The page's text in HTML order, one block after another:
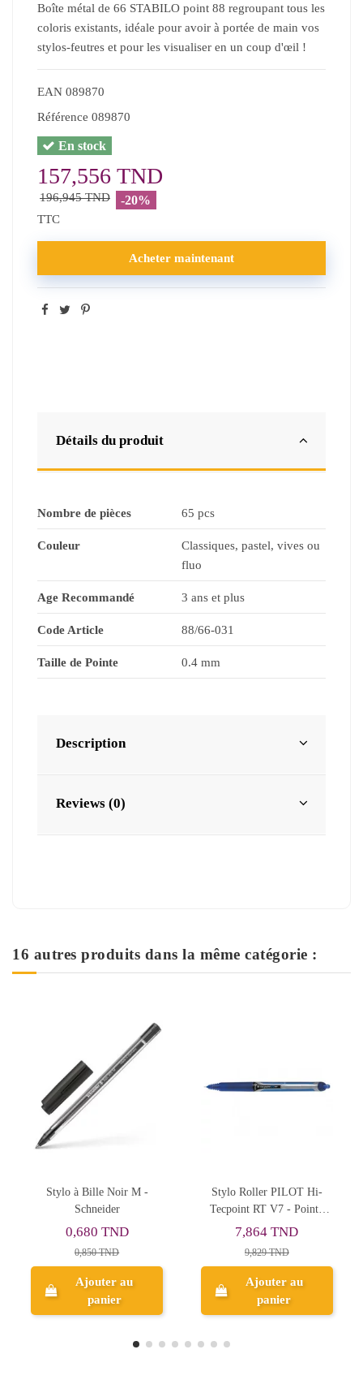
Boîte métal de 66 STABILO point 88 regroupant tous les
coloris existants, idéale pour avoir à portée de main vos
stylos-feutres et pour les visualiser en un coup d'œil !
EAN 089870
Référence 089870
En stock
157,556 TND
196,945 TND -20%
TTC
Acheter maintenant
Détails du produit
Nombre de pièces 65 pcs
Couleur
Classiques, pastel, vives ou
fluo
Age Recommandé 3 ans et plus
Code Article 88/66-031
Taille de Pointe 0.4 mm
Description
Reviews (0)
16 autres produits dans la même catégorie :
Stylo Roller PILOT Hi-
Tecpoint RT V7 - Pointe
Moyenne - Bleu
7,864 TND
Ajouter au
Stylo à Bille Slider
XB, Noir -
4,200 TND
Ajouter au